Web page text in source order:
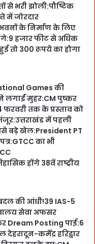
से भरी झोली:पौष्टिक
में जोरदार
के निर्माण के लिए
हजार फीट से अधिक
तो 300 रूपये का होगा
Games की
लगाईं मुहर:CM पुष्कर
तक के प्रस्ताव को
में पहली
बड़े खेल:President PT
का भी
होंगे 38वें राष्ट्रीय
की आंधी!39 IAS-5
सेवा अफसर
Dream Posting पाई:6
कर्मेंद्र हरिद्वार